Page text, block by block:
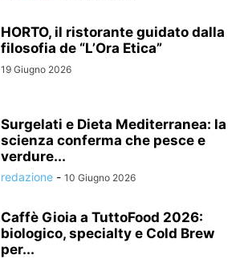
HORTO, il ristorante guidato dalla
filosofia de “L’Ora Etica”
19 Giugno 2026
Surgelati e Dieta Mediterranea: la
scienza conferma che pesce e
verdure...
redazione - 10 Giugno 2026
Caffè Gioia a TuttoFood 2026:
biologico, specialty e Cold Brew
per...